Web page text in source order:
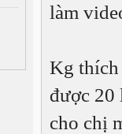
làm
Kg thích
được 20
cho chị